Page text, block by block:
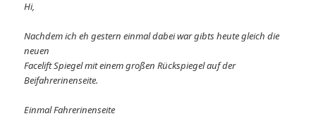
Hi,
Nachdem ich eh gestern einmal dabei war gibts heute gleich die
neuen
Facelift Spiegel mit einem großen Rückspiegel auf der
Beifahrerinenseite.
Einmal Fahrerinenseite